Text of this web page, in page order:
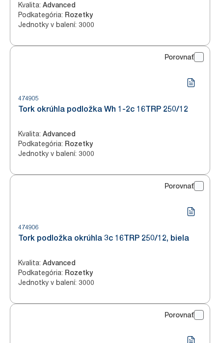
Kvalita: Advanced
Podkategória: Rozetky
Jednotky v balení: 3000
Porovnať
474905
Tork okrúhla podložka Wh 1-2c 16TRP 250/12
Kvalita: Advanced
Podkategória: Rozetky
Jednotky v balení: 3000
Porovnať
474906
Tork podložka okrúhla 3c 16TRP 250/12, biela
Kvalita: Advanced
Podkategória: Rozetky
Jednotky v balení: 3000
Porovnať